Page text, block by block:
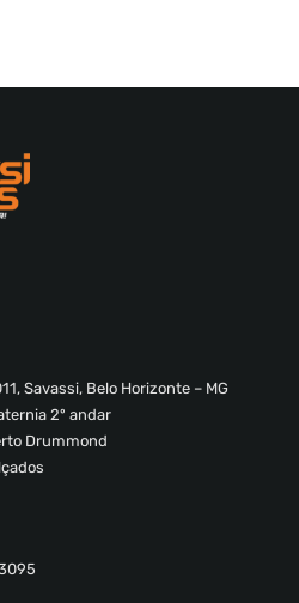
Savassi, Belo Horizonte – MG
2º andar
Drummond